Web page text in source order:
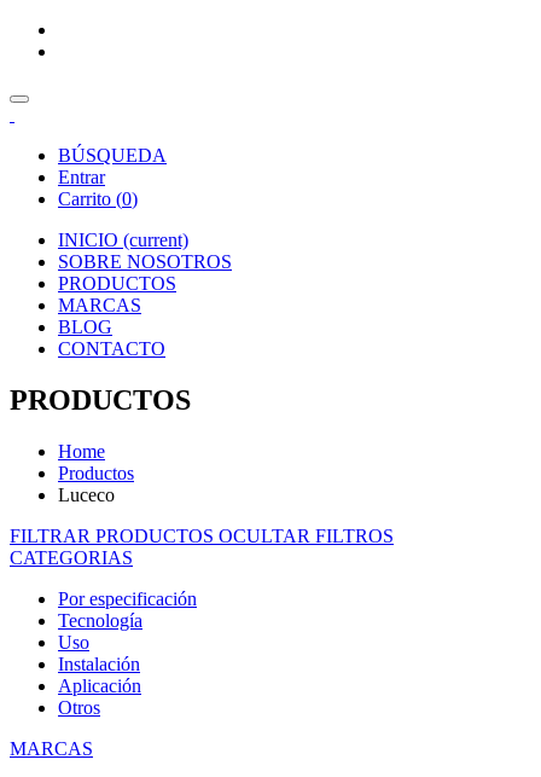
BÚSQUEDA
Entrar
Carrito (0)
INICIO (current)
SOBRE NOSOTROS
PRODUCTOS
MARCAS
BLOG
CONTACTO
PRODUCTOS
Home
Productos
Luceco
FILTRAR PRODUCTOS OCULTAR FILTROS
CATEGORIAS
Por especificación
Tecnología
Uso
Instalación
Aplicación
Otros
MARCAS